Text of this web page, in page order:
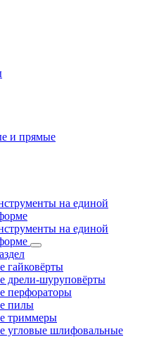
и прямые
на единой
на единой
гайковёрты
дрели-шуруповёрты
перфораторы
пилы
триммеры
угловые шлифовальные